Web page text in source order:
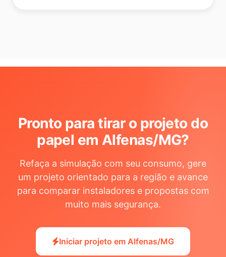
Pronto para tirar o projeto do
papel em Alfenas/MG?
Refaça a simulação com seu consumo, gere
um projeto orientado para a região e avance
para comparar instaladores e propostas com
muito mais segurança.
Iniciar projeto em Alfenas/MG